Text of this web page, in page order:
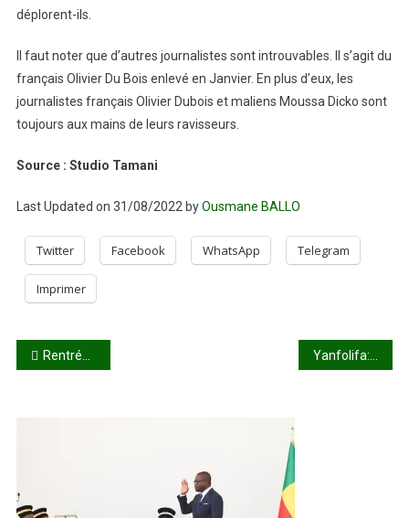
déplorent-ils.
Il faut noter que d’autres journalistes sont introuvables. Il s’agit du
français Olivier Du Bois enlevé en Janvier. En plus d’eux, les
journalistes français Olivier Dubois et maliens Moussa Dicko sont
toujours aux mains de leurs ravisseurs.
Source : Studio Tamani
Last Updated on 31/08/2022 byOusmane BALLO
Twitter Facebook WhatsApp Telegram
Imprimer
Navigation
Rentrée scolaire : la date du 16 septembre jugée « trop juste » par certains parents d’élèves